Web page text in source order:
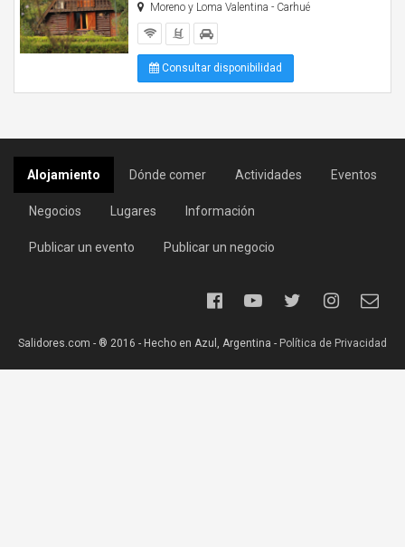
Moreno y Loma Valentina - Carhué
Consultar disponibilidad
Alojamiento Dónde comer Actividades Eventos
Negocios Lugares Información
Publicar un evento Publicar un negocio
Salidores.com - ® 2016 - Hecho en Azul, Argentina - Política de Privacidad